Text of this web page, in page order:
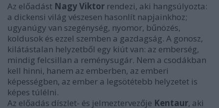
Az előadást Nagy Viktor rendezi, aki hangsúlyozta:
a dickensi világ vészesen hasonlít napjainkhoz;
ugyanúgy van szegénység, nyomor, bűnözés,
koldusok és ezzel szemben a gazdagság. A gonosz,
kilátástalan helyzetből egy kiút van: az emberség,
mindig felcsillan a reménysugár. Nem a csodákban
kell hinni, hanem az emberben, az emberi
képességben, az ember a legsötétebb helyzetet is
képes túlélni.
Az előadás díszlet- és jelmeztervezője Kentaur, aki